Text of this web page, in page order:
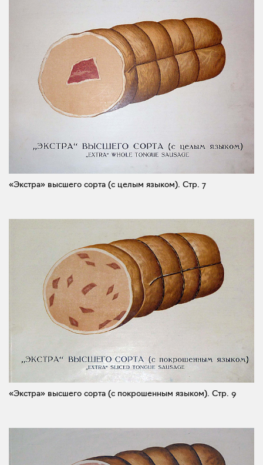
«Экстра» высшего сорта (с целым языком). Стр. 7
«Экстра» высшего сорта (с покрошенным языком). Стр. 9